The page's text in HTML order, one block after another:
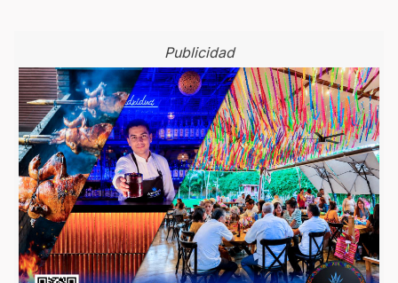
Publicidad